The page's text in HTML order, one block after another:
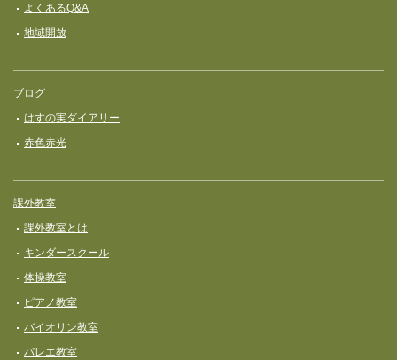
よくあるQ&A
地域開放
ブログ
はすの実ダイアリー
赤色赤光
課外教室
課外教室とは
キンダースクール
体操教室
ピアノ教室
バイオリン教室
バレエ教室